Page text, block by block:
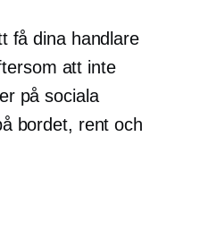
få dina handlare
att inte
på sociala
bordet, rent och